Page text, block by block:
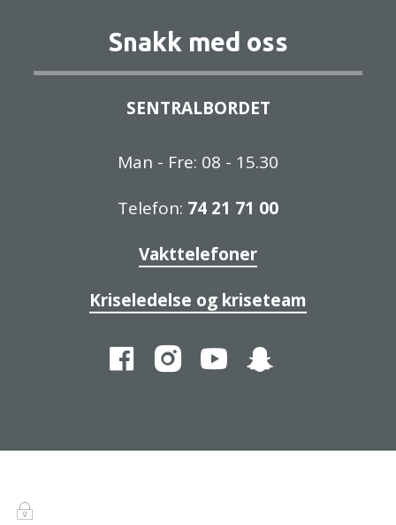
Snakk med oss
SENTRALBORDET
Man - Fre: 08 - 15.30
Telefon: 74 21 71 00
Vakttelefoner
Kriseledelse og kriseteam
FacebookInstagramYouTube
Innlogging